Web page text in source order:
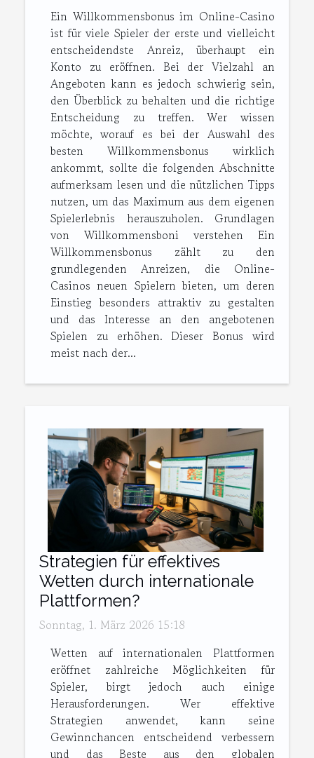
Ein Willkommensbonus im Online-Casino
ist für viele Spieler der erste und vielleicht
entscheidendste Anreiz, überhaupt ein
Konto zu eröffnen. Bei der Vielzahl an
Angeboten kann es jedoch schwierig sein,
den Überblick zu behalten und die richtige
Entscheidung zu treffen. Wer wissen
möchte, worauf es bei der Auswahl des
besten Willkommensbonus wirklich
ankommt, sollte die folgenden Abschnitte
aufmerksam lesen und die nützlichen Tipps
nutzen, um das Maximum aus dem eigenen
Spielerlebnis herauszuholen. Grundlagen
von Willkommensboni verstehen Ein
Willkommensbonus zählt zu den
grundlegenden Anreizen, die Online-
Casinos neuen Spielern bieten, um deren
Einstieg besonders attraktiv zu gestalten
und das Interesse an den angebotenen
Spielen zu erhöhen. Dieser Bonus wird
meist nach der...
Strategien für effektives
Wetten durch internationale
Plattformen?
Sonntag, 1. März 2026 15:18
Wetten auf internationalen Plattformen
eröffnet zahlreiche Möglichkeiten für
Spieler, birgt jedoch auch einige
Herausforderungen. Wer effektive
Strategien anwendet, kann seine
Gewinnchancen entscheidend verbessern
und das Beste aus den globalen